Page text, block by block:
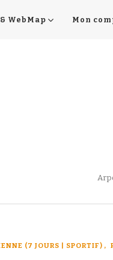
WebMap Mon
(7 JOURS | SPORTIF)